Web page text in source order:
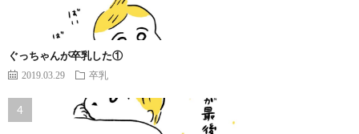
ぐっちゃんが卒乳した①
2019.03.29 卒乳